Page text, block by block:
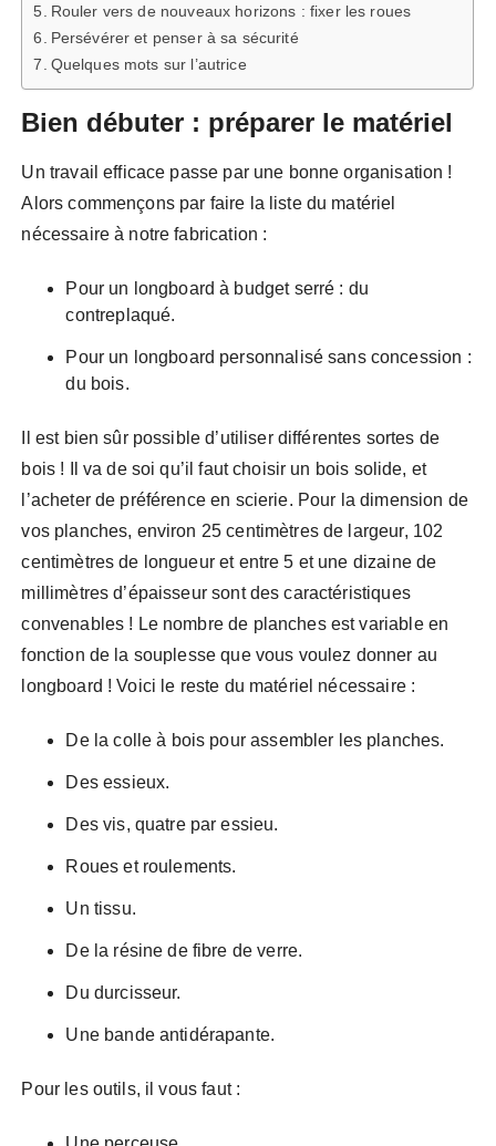
Rouler vers de nouveaux horizons : fixer les roues
Persévérer et penser à sa sécurité
Quelques mots sur l’autrice
Bien débuter : préparer le matériel
Un travail efficace passe par une bonne organisation !
Alors commençons par faire la liste du matériel
nécessaire à notre fabrication :
Pour un longboard à budget serré : du
contreplaqué.
Pour un longboard personnalisé sans concession :
du bois.
Il est bien sûr possible d’utiliser différentes sortes de
bois ! Il va de soi qu’il faut choisir un bois solide, et
l’acheter de préférence en scierie. Pour la dimension de
vos planches, environ 25 centimètres de largeur, 102
centimètres de longueur et entre 5 et une dizaine de
millimètres d’épaisseur sont des caractéristiques
convenables ! Le nombre de planches est variable en
fonction de la souplesse que vous voulez donner au
longboard ! Voici le reste du matériel nécessaire :
De la colle à bois pour assembler les planches.
Des essieux.
Des vis, quatre par essieu.
Roues et roulements.
Un tissu.
De la résine de fibre de verre.
Du durcisseur.
Une bande antidérapante.
Pour les outils, il vous faut :